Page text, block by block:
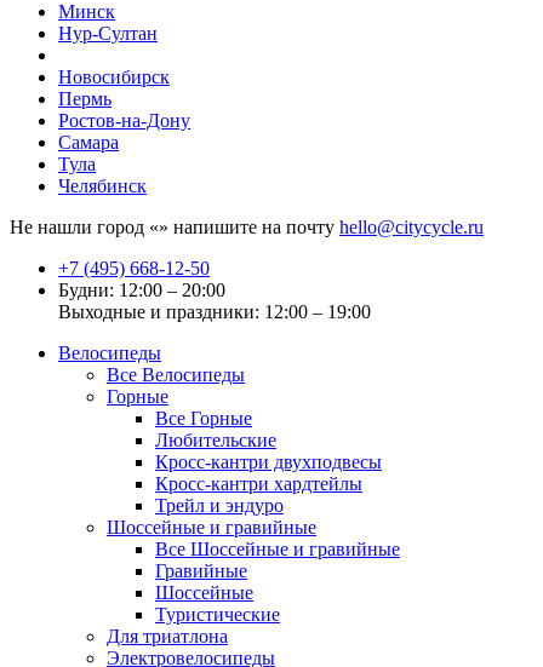
Минск
Нур-Султан
Новосибирск
Пермь
Ростов-на-Дону
Самара
Тула
Челябинск
Не нашли город «» напишите на почту hello@citycycle.ru
+7 (495) 668-12-50
Будни: 12:00 – 20:00
Выходные и праздники: 12:00 – 19:00
Велосипеды
Все Велосипеды
Горные
Все Горные
Любительские
Кросс-кантри двухподвесы
Кросс-кантри хардтейлы
Трейл и эндуро
Шоссейные и гравийные
Все Шоссейные и гравийные
Гравийные
Шоссейные
Туристические
Для триатлона
Электровелосипеды